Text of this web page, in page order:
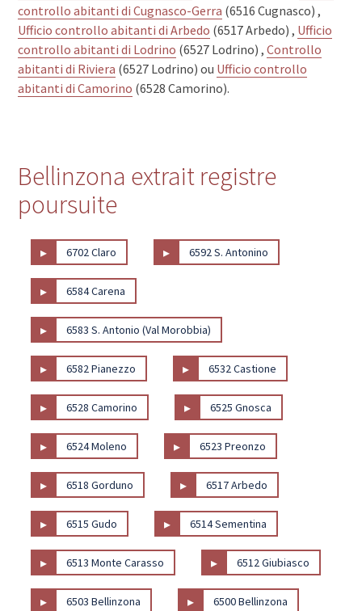
controllo abitanti di Cugnasco-Gerra (6516 Cugnasco) ,
Ufficio controllo abitanti di Arbedo (6517 Arbedo) , Ufficio
controllo abitanti di Lodrino (6527 Lodrino) ,Controllo
abitanti di Riviera (6527 Lodrino) ou Ufficio controllo
abitanti di Camorino (6528 Camorino).
Bellinzona extrait registre
poursuite
▸ 6702 Claro ▸ 6592 S. Antonino
▸ 6584 Carena
▸ 6583 S. Antonio (Val Morobbia)
▸ 6582 Pianezzo ▸ 6532 Castione
▸ 6528 Camorino ▸ 6525 Gnosca
▸ 6524 Moleno ▸ 6523 Preonzo
▸ 6518 Gorduno ▸ 6517 Arbedo
▸ 6515 Gudo ▸ 6514 Sementina
▸ 6513 Monte Carasso ▸ 6512 Giubiasco
▸ 6503 Bellinzona ▸ 6500 Bellinzona